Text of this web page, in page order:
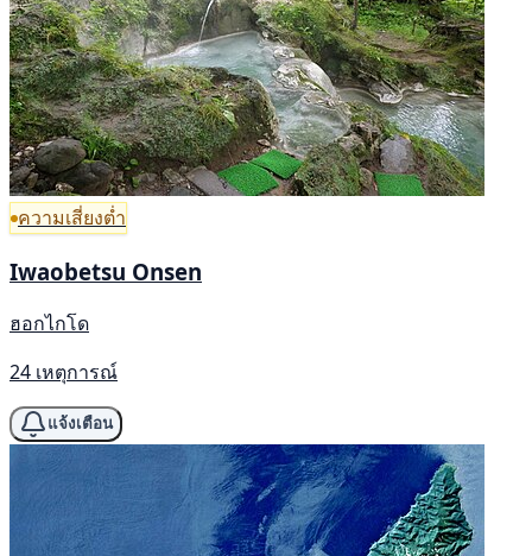
ความเสี่ยงต่ำ
Iwaobetsu Onsen
ฮอกไกโด
24 เหตุการณ์
แจ้งเตือน